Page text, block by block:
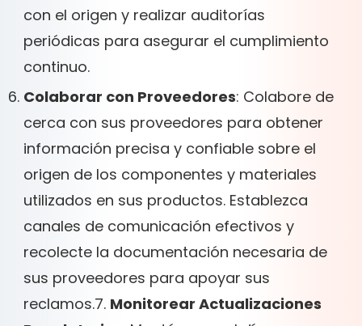
con el origen y realizar auditorías
periódicas para asegurar el cumplimiento
continuo.
Colaborar con Proveedores: Colabore de
cerca con sus proveedores para obtener
información precisa y confiable sobre el
origen de los componentes y materiales
utilizados en sus productos. Establezca
canales de comunicación efectivos y
recolecte la documentación necesaria de
sus proveedores para apoyar sus
reclamos.7. Monitorear Actualizaciones